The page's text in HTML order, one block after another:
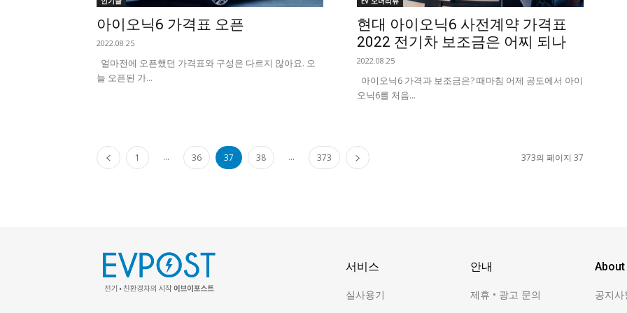
아이오닉6 가격표 오픈
2022.08.25
얼마전에 오픈했던 가격표와 구성은 다르지 않아요. 오
늘 오픈된 가...
현대 아이오닉6 사전계약 가격표
2022 전기차 보조금은 어찌 되나
2022.08.25
아이오닉6 가격과 보조금은? 때마침 어제 공도에서 아이
오닉6를 처음...
1 ... 36 37 38 ... 373 373의 페이지 37
서비스
실사용기
안내
제휴 • 광고 문의
About
공지사